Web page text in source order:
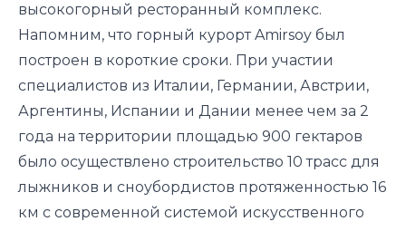
высокогорный ресторанный комплекс.
Напомним, что горный курорт Amirsoy был
построен в короткие сроки. При участии
специалистов из Италии, Германии, Австрии,
Аргентины, Испании и Дании менее чем за 2
года на территории площадью 900 гектаров
было осуществлено строительство 10 трасс для
лыжников и сноубордистов протяженностью 16
км с современной системой искусственного